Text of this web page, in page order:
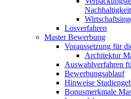
Nachhaltigkeit
Losverfahren
Master Bewerbung
Voraussetzung für
Architektur
Auswahlverfahren
Bewerbungsablauf
Hinweise
Bonusmerkmale